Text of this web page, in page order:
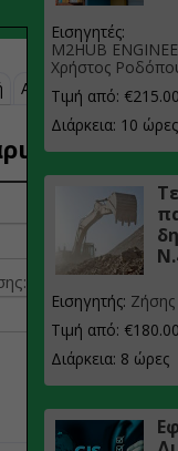
Ανάκτηση κωδικού
Εισηγητές:
M2HUB
Χρήστος
Τιμή από: €215.00
Διάρκεια: 10 ώρες
Εισηγητής:
Τιμή από: €180.00
Διάρκεια: 8 ώρες